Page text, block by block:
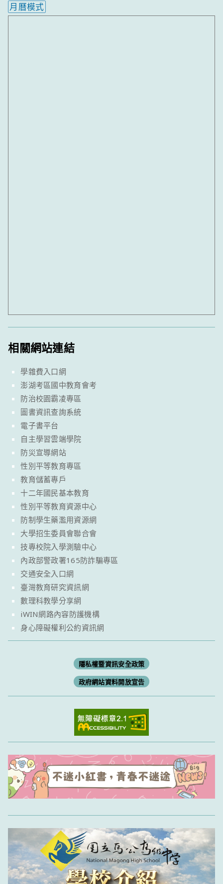
月曆模式
相關網站連結
學雜費入口網
澎湖考區國中教育會考
防治校園霸凌專區
圖書資訊查詢系統
電子書平台
自主學習雲端學院
防災宣導網站
性別平等教育專區
教育儲蓄專戶
十二年國民基本教育
性別平等教育資源中心
防制學生藥濫用資源網
大學招生委員會聯合會
技專校院入學測驗中心
內政部警政署165防詐騙專區
交通安全入口網
臺灣教育研究資訊網
數理科教學分享網
iWIN網路內容防護機構
身心障礙權利公約資訊網
隱私權暨資訊安全政策
政府網站資料開放宣告